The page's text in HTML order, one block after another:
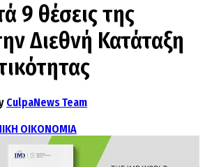
9 θέσεις της
Διεθνή Κατάταξη
CulpaNews Team
ΟΙΚΟΝΟΜΙΑ